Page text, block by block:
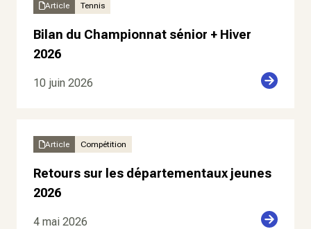
Article Tennis
Bilan du Championnat sénior + Hiver
2026
10 juin 2026
Article Compétition
Retours sur les départementaux jeunes
2026
4 mai 2026